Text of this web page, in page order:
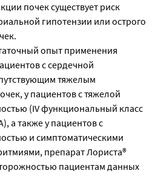
почек существует риск
гипотензии или острого
опыт применения
с сердечной
тяжелым
у пациентов с тяжелой
(IV функциональный класс
а также у пациентов с
и симптоматическими
препарат Лориста®
пациентам данных